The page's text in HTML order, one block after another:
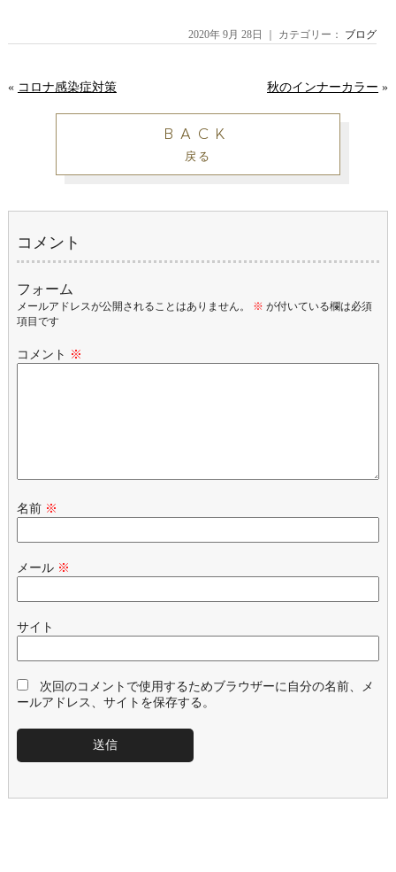
2020年 9月 28日 ｜ カテゴリー： ブログ
« コロナ感染症対策 秋のインナーカラー »
BACK
戻る
コメント
フォーム
メールアドレスが公開されることはありません。 ※ が付いている欄は必須
項目です
コメント ※
名前 ※
メール ※
サイト
次回のコメントで使用するためブラウザーに自分の名前、メ
ールアドレス、サイトを保存する。